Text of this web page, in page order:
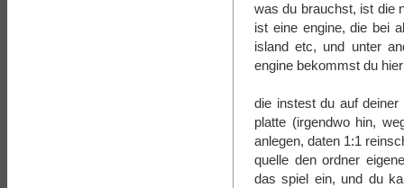
was du brauchst, ist die
ist eine engine, die bei
island etc, und unter
engine bekommst du
die instest du auf
platte (irgendwo hin,
anlegen, daten 1:1
quelle den ordner
das spiel ein, und du